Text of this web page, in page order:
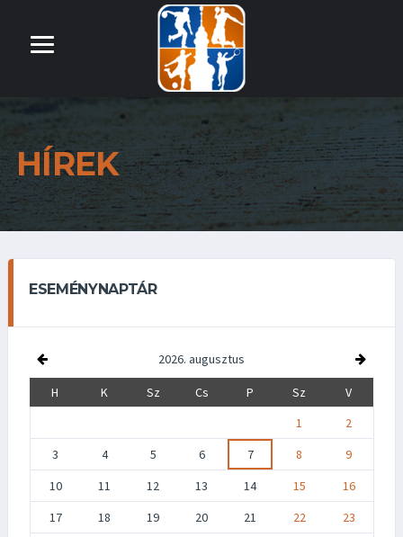
HÍREK
ESEMÉNYNAPTÁR
2026. augusztus
H K Sz Cs P Sz
V
1
2
3
4 5 6 7 8
9
10
11 12 13 14 15
16
17
18 19 20 21 22
23